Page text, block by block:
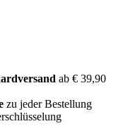
ab € 39,90
zu jeder Bestellung